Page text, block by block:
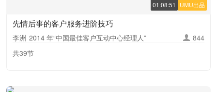
UMU出品
01:08:51
先情后事的客户服务进阶技巧
李洲 2014 年“中国最佳客户互动中心经理人”
844
共39节